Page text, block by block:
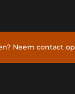
Neem contact op